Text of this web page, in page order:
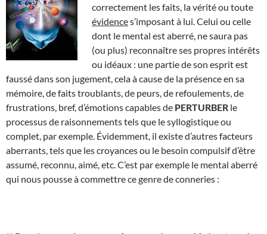
correctement les faits, la vérité ou toute
évidences’imposant à lui. Celui ou celle
dont le mental est aberré, ne saura pas
(ou plus) reconnaître ses propres intérêts
ou idéaux : une partie de son esprit est
faussé dans son jugement, cela à cause de la présence en sa
mémoire, de faits troublants, de peurs, de refoulements, de
frustrations, bref, d’émotions capables de PERTURBER le
processus de raisonnements tels que le syllogistique ou
complet, par exemple. Évidemment, il existe d’autres facteurs
aberrants, tels que les croyances ou le besoin compulsif d’être
assumé, reconnu, aimé, etc. C’est par exemple le mental aberré
qui nous pousse à commettre ce genre de conneries :